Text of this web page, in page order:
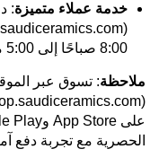
خدمة عملاء متميزة
8:00 صباحًا إلى 5:00 مساءً.
ملاحظة: تسوق عبر
الحصرية مع تجربة دفع